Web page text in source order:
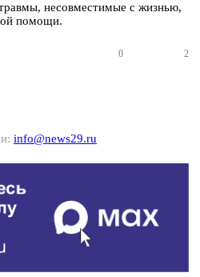
несовместимые с жизнью,
помощи.
0 2
info@news29.ru